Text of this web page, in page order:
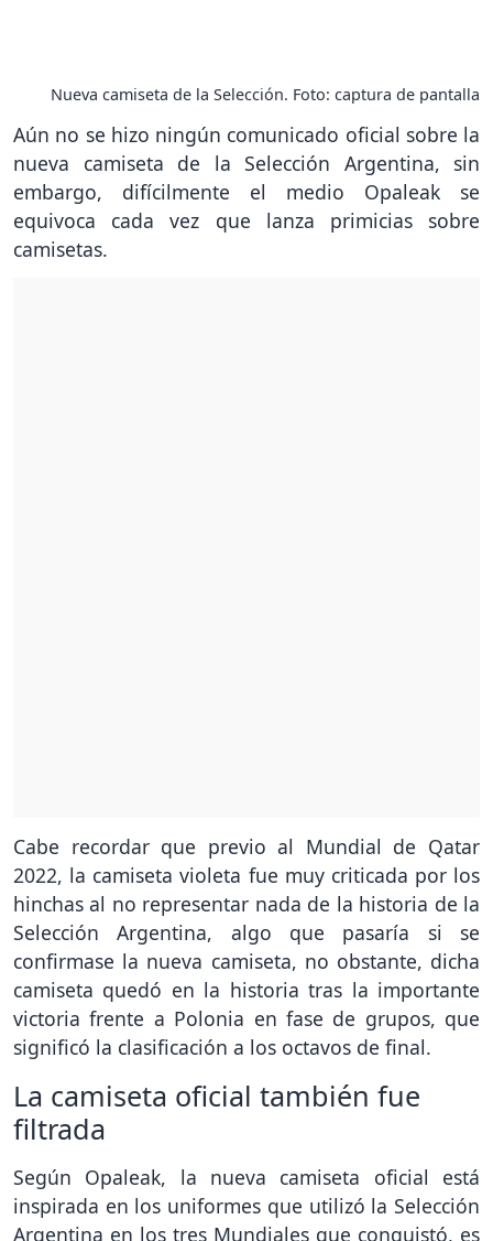
Nueva camiseta de la Selección. Foto: captura de pantalla
Aún no se hizo ningún comunicado oficial sobre la
nueva camiseta de la Selección Argentina, sin
embargo, difícilmente el medio Opaleak se
equivoca cada vez que lanza primicias sobre
camisetas.
Cabe recordar que previo al Mundial de Qatar
2022, la camiseta violeta fue muy criticada por los
hinchas al no representar nada de la historia de la
Selección Argentina, algo que pasaría si se
confirmase la nueva camiseta, no obstante, dicha
camiseta quedó en la historia tras la importante
victoria frente a Polonia en fase de grupos, que
significó la clasificación a los octavos de final.
La camiseta oficial también fue
filtrada
Según Opaleak, la nueva camiseta oficial está
inspirada en los uniformes que utilizó la Selección
Argentina en los tres Mundiales que conquistó, es